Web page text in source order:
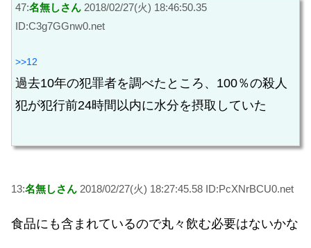
47:名無しさん 2018/02/27(火) 18:46:50.35
ID:C3g7GGnw0.net
>>12
過去10年の犯罪者を調べたところ、100％の殺人
犯が犯行前24時間以内に水分を摂取していた
13:名無しさん 2018/02/27(火) 18:27:45.58 ID:PcXNrBCU0.net
食品にも含まれているので丸々飲む必要はないかな